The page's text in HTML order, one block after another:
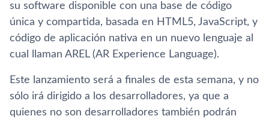
su software disponible con una base de código
única y compartida, basada en HTML5, JavaScript, y
código de aplicación nativa en un nuevo lenguaje al
cual llaman AREL (AR Experience Language).
Este lanzamiento será a finales de esta semana, y no
sólo irá dirigido a los desarrolladores, ya que a
quienes no son desarrolladores también podrán